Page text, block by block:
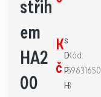
střih
em
HA2
00
K
č
s
D
P
H
Kód:
59631650
3